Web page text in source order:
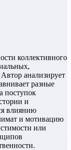
коллективного
анализирует
разные
поступок
и
влиянию
и мотивацию
или